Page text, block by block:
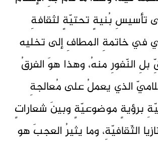
بُنيةٍ تحتيّةٍ لثقافةِ
في خاتمةِ المطافِ إلى تخليه
النّفورِ منهُ، وهذا هوَ الفرقُ
الذي يعملُ على مُعالجةِ
برؤيةٍ موضوعيّةٍ وبينَ شعاراتٍ
الثّقافيّةِ، وما يثيرُ العجبَ هو